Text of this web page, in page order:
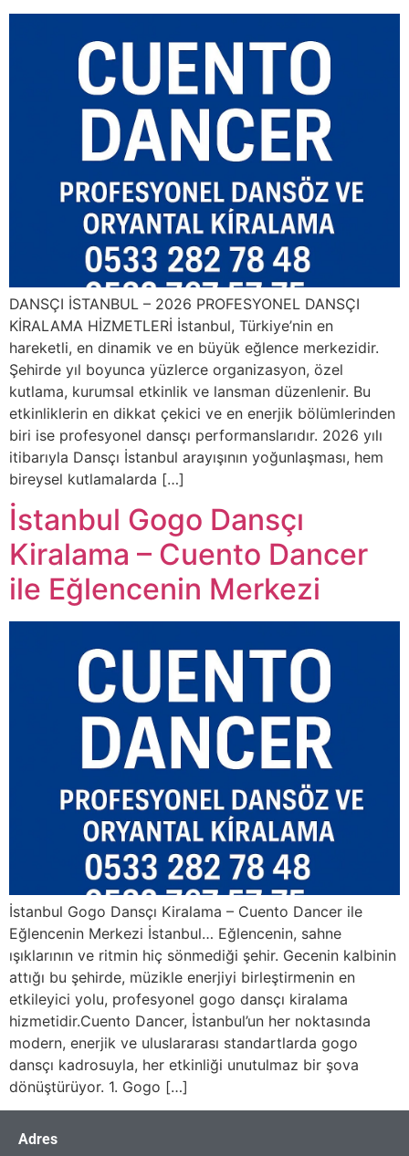
DANSÇI İSTANBUL – 2026 PROFESYONEL DANSÇI
KİRALAMA HİZMETLERİ İstanbul, Türkiye’nin en
hareketli, en dinamik ve en büyük eğlence merkezidir.
Şehirde yıl boyunca yüzlerce organizasyon, özel
kutlama, kurumsal etkinlik ve lansman düzenlenir. Bu
etkinliklerin en dikkat çekici ve en enerjik bölümlerinden
biri ise profesyonel dansçı performanslarıdır. 2026 yılı
itibarıyla Dansçı İstanbul arayışının yoğunlaşması, hem
bireysel kutlamalarda […]
İstanbul Gogo Dansçı
Kiralama – Cuento Dancer
ile Eğlencenin Merkezi
İstanbul Gogo Dansçı Kiralama – Cuento Dancer ile
Eğlencenin Merkezi İstanbul… Eğlencenin, sahne
ışıklarının ve ritmin hiç sönmediği şehir. Gecenin kalbinin
attığı bu şehirde, müzikle enerjiyi birleştirmenin en
etkileyici yolu, profesyonel gogo dansçı kiralama
hizmetidir.Cuento Dancer, İstanbul’un her noktasında
modern, enerjik ve uluslararası standartlarda gogo
dansçı kadrosuyla, her etkinliği unutulmaz bir şova
dönüştürüyor. 1. Gogo […]
Adres